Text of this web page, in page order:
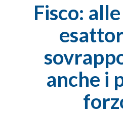
Fisco:
anche i